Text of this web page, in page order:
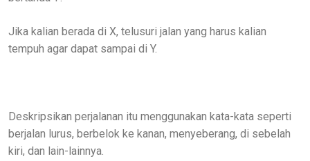
Jika kalian berada di X, telusuri jalan yang harus kalian
tempuh agar dapat sampai di Y.
Deskripsikan perjalanan itu menggunakan kata-kata seperti
berjalan lurus, berbelok ke kanan, menyeberang, di sebelah
kiri, dan lain-lainnya.